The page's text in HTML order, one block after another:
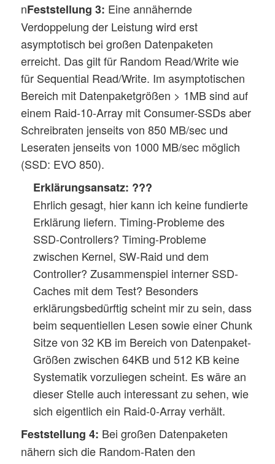
nFeststellung 3: Eine annähernde
Verdoppelung der Leistung wird erst
asymptotisch bei großen Datenpaketen
erreicht. Das gilt für Random Read/Write wie
für Sequential Read/Write. Im asymptotischen
Bereich mit Datenpaketgrößen > 1MB sind auf
einem Raid-10-Array mit Consumer-SSDs aber
Schreibraten jenseits von 850 MB/sec und
Leseraten jenseits von 1000 MB/sec möglich
(SSD: EVO 850).
Erklärungsansatz: ???
Ehrlich gesagt, hier kann ich keine fundierte
Erklärung liefern. Timing-Probleme des
SSD-Controllers? Timing-Probleme
zwischen Kernel, SW-Raid und dem
Controller? Zusammenspiel interner SSD-
Caches mit dem Test? Besonders
erklärungsbedürftig scheint mir zu sein, dass
beim sequentiellen Lesen sowie einer Chunk
Sitze von 32 KB im Bereich von Datenpaket-
Größen zwischen 64KB und 512 KB keine
Systematik vorzuliegen scheint. Es wäre an
dieser Stelle auch interessant zu sehen, wie
sich eigentlich ein Raid-0-Array verhält.
Feststellung 4: Bei großen Datenpaketen
nähern sich die Random-Raten den